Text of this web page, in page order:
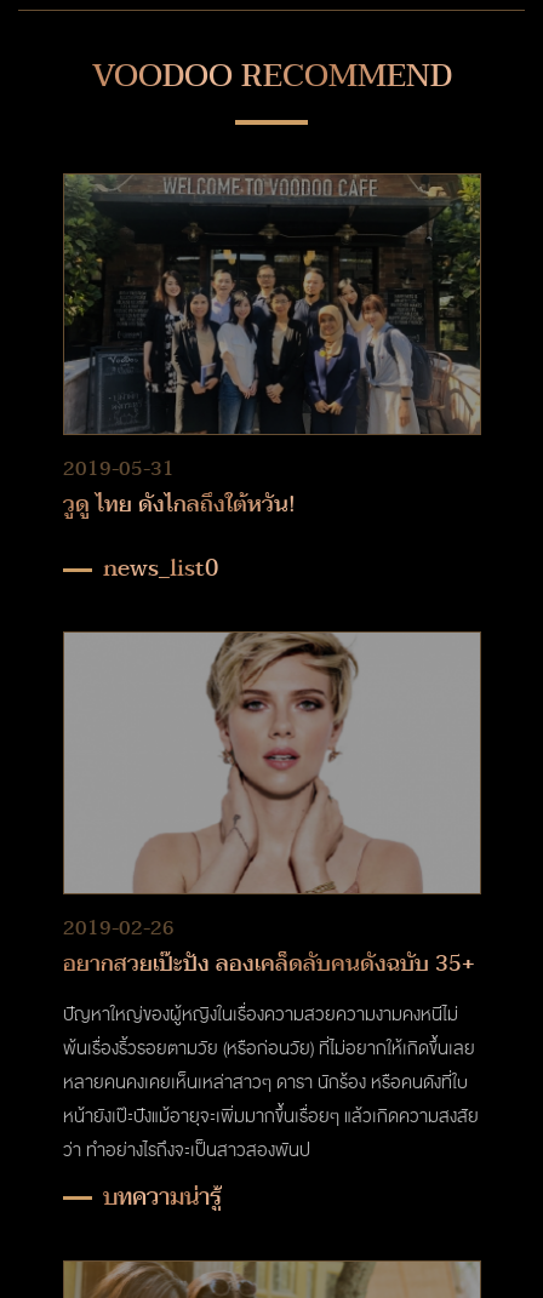
VOODOO RECOMMEND
2019-05-31
วูดู ไทย ดังไกลถึงใต้หวัน!
news_list0
2019-02-26
อยากสวยเป๊ะปัง ลองเคล็ดลับคนดังฉบับ 35+
ปัญหาใหญ่ของผู้หญิงในเรื่องความสวยความงามคงหนีไม่
พ้นเรื่องริ้วรอยตามวัย (หรือก่อนวัย) ที่ไม่อยากให้เกิดขึ้นเลย
หลายคนคงเคยเห็นเหล่าสาวๆ ดารา นักร้อง หรือคนดังที่ใบ
หน้ายังเป๊ะปังแม้อายุจะเพิ่มมากขึ้นเรื่อยๆ แล้วเกิดความสงสัย
ว่า ทำอย่างไรถึงจะเป็นสาวสองพันป
บทความน่ารู้